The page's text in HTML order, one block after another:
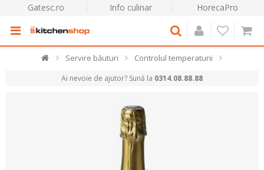
Gatesc.ro Info culinar HorecaPro
Servire băuturi Controlul temperaturii
Ai nevoie de ajutor? Sună la 0314.08.88.88